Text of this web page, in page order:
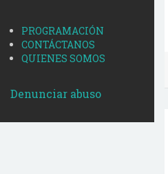
PROGRAMACIÓN
CONTÁCTANOS
QUIENES SOMOS
Denunciar abuso